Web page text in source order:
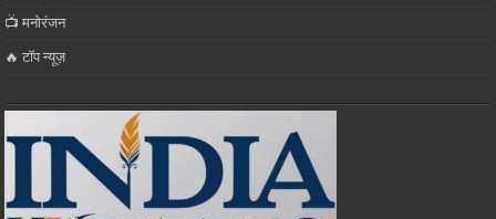
📺 मनोरंजन
🔥 टॉप न्यूज़